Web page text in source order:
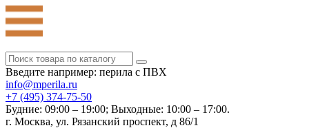
Введите например: перила с ПВХ
info@mperila.ru
+7 (495) 374-75-50
Будние: 09:00 – 19:00; Выходные: 10:00 – 17:00.
г. Москва, ул. Рязанский проспект, д 86/1